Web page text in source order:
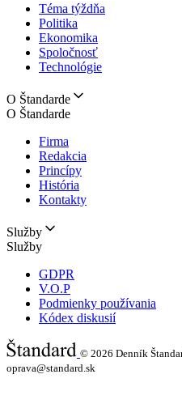
Téma týždňa
Politika
Ekonomika
Spoločnosť
Technológie
O Štandarde
O Štandarde
Firma
Redakcia
Princípy
História
Kontakty
Služby
Služby
GDPR
V.O.P
Podmienky používania
Kódex diskusií
© 2026 Denník
oprava@standard.sk